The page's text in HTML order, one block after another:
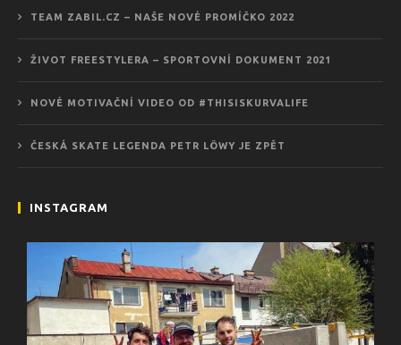
TEAM ZABIL.CZ – NAŠE NOVÉ PROMÍČKO 2022
ŽIVOT FREESTYLERA – SPORTOVNÍ DOKUMENT 2021
NOVÉ MOTIVAČNÍ VIDEO OD #THISISKURVALIFE
ČESKÁ SKATE LEGENDA PETR LÖWY JE ZPĚT
INSTAGRAM